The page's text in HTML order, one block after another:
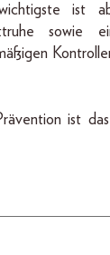
ist
sowie
ist